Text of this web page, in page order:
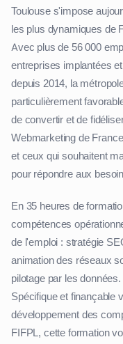
Toulouse s'impose
les plus dynamiques de
Avec plus de 56 000
entreprises implantées
depuis 2014, la
particulièrement
de convertir et de
Webmarketing de
et ceux qui souhaitent
pour répondre aux
En 35 heures de
compétences
de l'emploi : stratégie
animation des réseaux
pilotage par les
Spécifique et finançable
développement des
FIFPL, cette formation